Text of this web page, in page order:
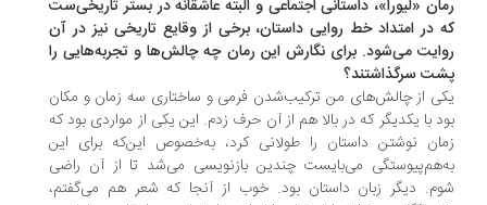
«لیورا»، داستانی اجتماعی و البته عاشقانه در بستر تاریخی‌ست
در امتداد خط روایی داستان، برخی از وقایع تاریخی نیز در آن
می‌شود. برای نگارش این رمان چه چالش‌ها و تجربه‌هایی را
سرگذاشتند؟
از چالش‌های من ترکیب‌شدن فرمی و ساختاری سه زمان و مکان
با یکدیگر که در بالا هم از آن حرف زدم. این یکی از مواردی بود که
نوشتن داستان را طولانی کرد، به‌خصوص این‌که برای این
می‌بایست چندین بازنویسی می‌شد تا از آن راضی
دیگر زبان داستان بود. خوب از آنجا که شعر هم می‌گفتم،